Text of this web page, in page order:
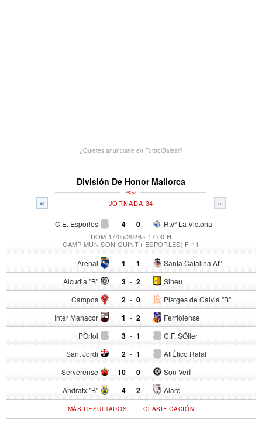
¿Quieres anunciarte en FutbolBalear?
División De Honor Mallorca
« »
JORNADA 34
C.E. Esporles 4 - Rtvº La Victoria
0
DOM 17/05/2026 - 17:00 H
CAMP MUN SON QUINT ( ESPORLES) F-11
Arenal 1 - Santa Catalina Atº
1
Alcudia "B" 3 - Sineu
2
Campos 2 - Platges de Calvia "B"
0
Inter Manacor 1 - Ferriolense
2
PÒrtol 3 - C.F. SÓller
1
Sant Jordi 2 - AtlÉtico Rafal
1
Serverense 10 - Son VerÍ
0
Andratx "B" 4 - Alaro
2
MÁS RESULTADOS -CLASIFICACIÓN